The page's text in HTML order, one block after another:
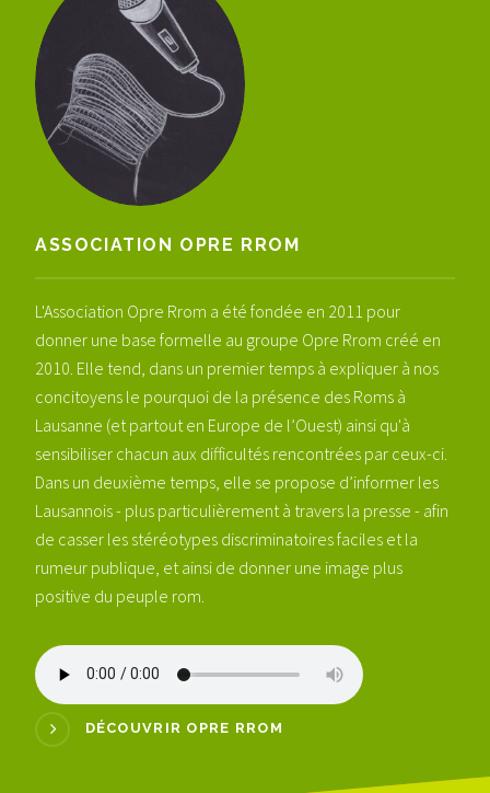
ASSOCIATION OPRE RROM
L'Association Opre Rrom a été fondée en 2011 pour
donner une base formelle au groupe Opre Rrom créé en
2010. Elle tend, dans un premier temps à expliquer à nos
concitoyens le pourquoi de la présence des Roms à
Lausanne (et partout en Europe de l’Ouest) ainsi qu'à
sensibiliser chacun aux difficultés rencontrées par ceux-ci.
Dans un deuxième temps, elle se propose d’informer les
Lausannois - plus particulièrement à travers la presse - afin
de casser les stéréotypes discriminatoires faciles et la
rumeur publique, et ainsi de donner une image plus
positive du peuple rom.
DÉCOUVRIR OPRE RROM